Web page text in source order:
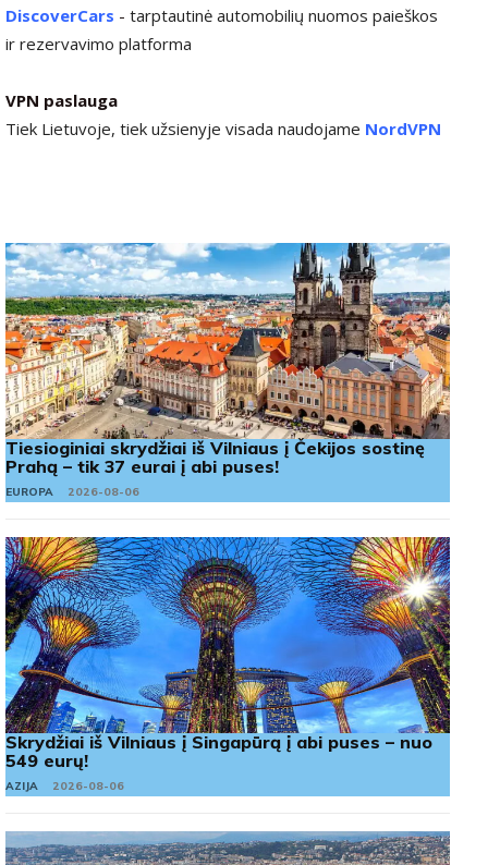
DiscoverCars - tarptautinė automobilių nuomos paieškos
ir rezervavimo platforma
VPN paslauga
Tiek Lietuvoje, tiek užsienyje visada naudojame NordVPN
Tiesioginiai skrydžiai iš Vilniaus į Čekijos sostinę
Prahą – tik 37 eurai į abi puses!
EUROPA 2026-08-06
Skrydžiai iš Vilniaus į Singapūrą į abi puses – nuo
549 eurų!
AZIJA 2026-08-06